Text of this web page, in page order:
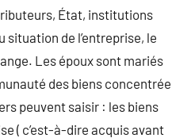
État, institutions
situation de l’entreprise, le
Les époux sont mariés
des biens concentrée
peuvent saisir : les biens
( c’est-à-dire acquis avant